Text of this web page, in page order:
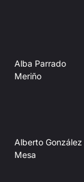
Alba Parrado
Meriño
Alberto González
Mesa